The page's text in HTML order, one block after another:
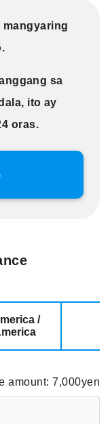
sa
ito ay
oras.
/
amount: 7,000yen